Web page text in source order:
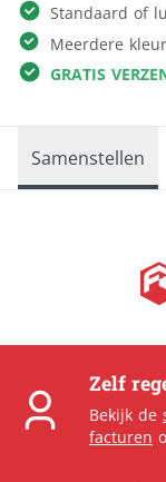
Standaard of
Meerdere
GRATIS
Samenstellen
Zelf
Bekijk de
facturen